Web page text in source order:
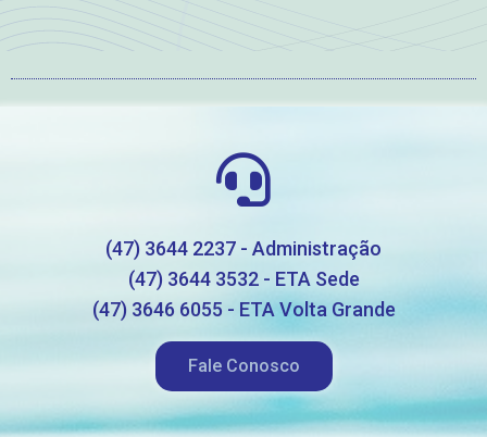
(47) 3644 2237 - Administração
(47) 3644 3532 - ETA Sede
(47) 3646 6055 - ETA Volta Grande
Fale Conosco